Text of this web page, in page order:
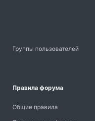
Группы пользователей
Правила форума
Общие правила